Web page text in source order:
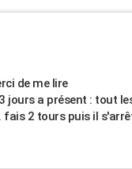
de me lire
jours a présent : tout
fais 2 tours puis il